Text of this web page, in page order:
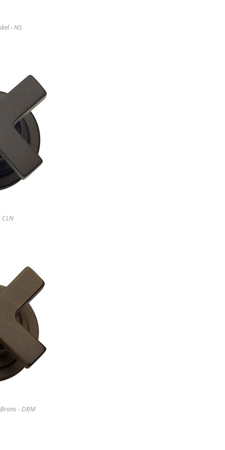
- NS
- DBM